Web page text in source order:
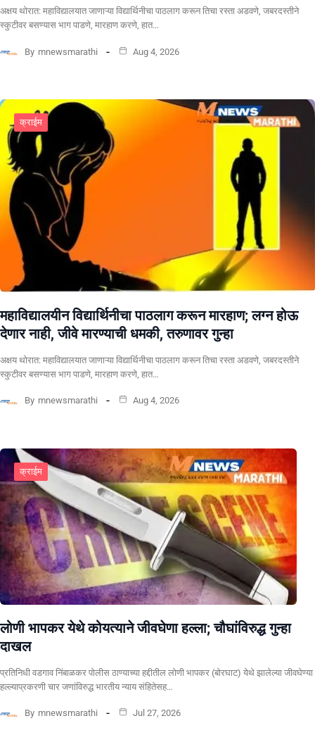
अक्षय थोरात: महाविद्यालयात जाणाऱ्या विद्यार्थिनीचा पाठलाग करून तिचा रस्ता अडवणे, जबरदस्तीने
स्कुटीवर बसण्यास भाग पाडणे, मारहाण करणे, हात…
By mnewsmarathi Aug 4, 2026
क्राईम
महाविद्यालयीन विद्यार्थिनीचा पाठलाग करून मारहाण; लग्न होऊ
देणार नाही, जीवे मारण्याची धमकी, तरुणावर गुन्हा
अक्षय थोरात: महाविद्यालयात जाणाऱ्या विद्यार्थिनीचा पाठलाग करून तिचा रस्ता अडवणे, जबरदस्तीने
स्कुटीवर बसण्यास भाग पाडणे, मारहाण करणे, हात…
By mnewsmarathi Aug 4, 2026
क्राईम
लोणी भापकर येथे कोयत्याने जीवघेणा हल्ला; चौघांविरुद्ध गुन्हा
दाखल
प्रतिनिधी वडगाव निंबाळकर पोलीस ठाण्याच्या हद्दीतील लोणी भापकर (बोरघाट) येथे झालेल्या जीवघेण्या
हल्ल्याप्रकरणी चार जणांविरुद्ध भारतीय न्याय संहितेसह…
By mnewsmarathi Jul 27, 2026